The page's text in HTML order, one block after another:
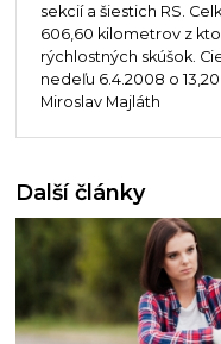
sekcií a šiestich RS.
606,60 kilometrov z
rýchlostných skúšok.
nedeľu 6.4.2008 o
Miroslav Majláth
Další články